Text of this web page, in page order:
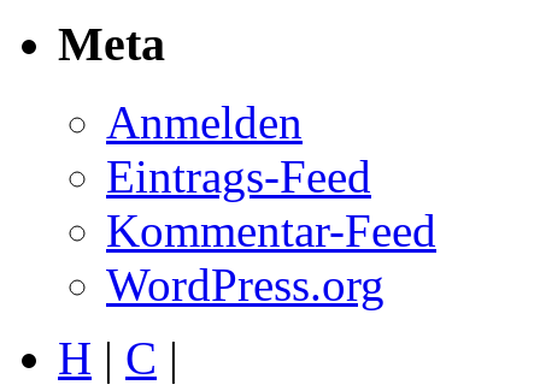
Meta
Anmelden
Eintrags-Feed
Kommentar-Feed
WordPress.org
H | C |